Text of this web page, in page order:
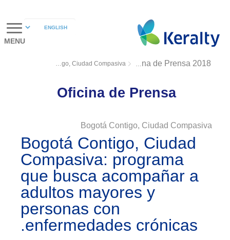
MENU
Oficina de Prensa 2018
Bogotá Contigo, Ciudad Compasiva
Oficina de Prensa
Bogotá Contigo, Ciudad Compasiva
Bogotá Contigo, Ciudad
Compasiva: programa
que busca acompañar a
adultos mayores y
personas con
enfermedades crónicas.